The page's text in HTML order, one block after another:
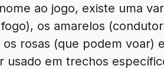
ao jogo, existe uma
os amarelos
os rosas (que podem voar)
usado em trechos